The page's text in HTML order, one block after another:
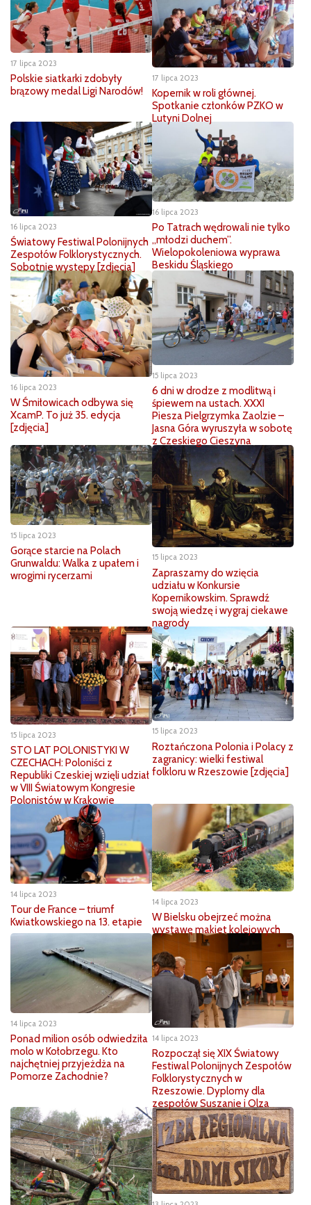
17 lipca 2023
Polskie siatkarki zdobyły
brązowy medal Ligi Narodów!
17 lipca 2023
Kopernik w roli głównej.
Spotkanie członków PZKO w
Lutyni Dolnej
16 lipca 2023
Światowy Festiwal Polonijnych
Zespołów Folklorystycznych.
Sobotnie występy [zdjęcia]
16 lipca 2023
Po Tatrach wędrowali nie tylko
„młodzi duchem”.
Wielopokoleniowa wyprawa
Beskidu Śląskiego
16 lipca 2023
W Śmiłowicach odbywa się
XcamP. To już 35. edycja
[zdjęcia]
15 lipca 2023
6 dni w drodze z modlitwą i
śpiewem na ustach. XXXI
Piesza Pielgrzymka Zaolzie –
Jasna Góra wyruszyła w sobotę
z Czeskiego Cieszyna
15 lipca 2023
Gorące starcie na Polach
Grunwaldu: Walka z upałem i
wrogimi rycerzami
15 lipca 2023
Zapraszamy do wzięcia
udziału w Konkursie
Kopernikowskim. Sprawdź
swoją wiedzę i wygraj ciekawe
nagrody
15 lipca 2023
STO LAT POLONISTYKI W
CZECHACH: Poloniści z
Republiki Czeskiej wzięli udział
w VIII Światowym Kongresie
Polonistów w Krakowie
15 lipca 2023
Roztańczona Polonia i Polacy z
zagranicy: wielki festiwal
folkloru w Rzeszowie [zdjęcia]
14 lipca 2023
Tour de France – triumf
Kwiatkowskiego na 13. etapie
14 lipca 2023
W Bielsku obejrzeć można
wystawę makiet kolejowych
14 lipca 2023
Ponad milion osób odwiedziła
molo w Kołobrzegu. Kto
najchętniej przyjeżdża na
Pomorze Zachodnie?
14 lipca 2023
Rozpoczął się XIX Światowy
Festiwal Polonijnych Zespołów
Folklorystycznych w
Rzeszowie. Dyplomy dla
zespołów Suszanie i Olza